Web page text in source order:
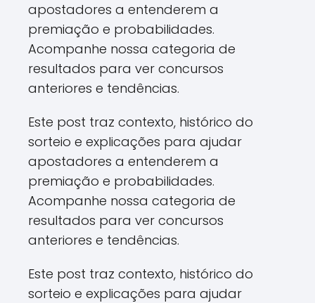
apostadores a entenderem a
premiação e probabilidades.
Acompanhe nossa categoria de
resultados para ver concursos
anteriores e tendências.
Este post traz contexto, histórico do
sorteio e explicações para ajudar
apostadores a entenderem a
premiação e probabilidades.
Acompanhe nossa categoria de
resultados para ver concursos
anteriores e tendências.
Este post traz contexto, histórico do
sorteio e explicações para ajudar